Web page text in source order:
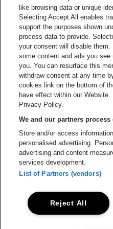
Ga naar de
Ga naar de
Ga
Lotto Arena is
Be-At
Schijnpoortweg
BTW (BE)
BNP Paribas Fortis -
ProclaimerCookies
like browsing data or unique
Selecting Accept All enables
support the purposes shown
process data to provide.
your consent will disable
some content and ads you
you. You can resurface this
withdraw consent at any time
cookies link on the bottom of
have effect within our
Privacy Policy.
We and our partners process
Store and/or access
personalised advertising.
advertising and content
services development.
List of Partners (vendors)
Reject All